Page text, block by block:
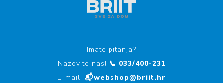
Imate pitanja?
Nazovite nas! 📞 033/400-231
E-mail: 📬webshop@briit.hr